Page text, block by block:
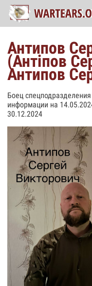
Антипов
(Антіпов
Антипов
Боец
информации на
30.12.2024